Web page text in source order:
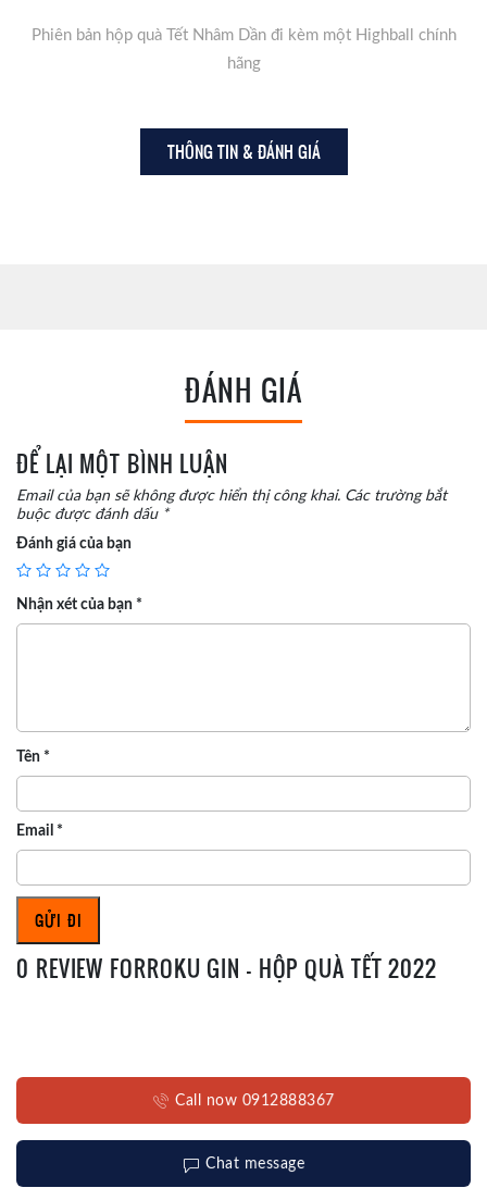
Phiên bản hộp quà Tết Nhâm Dần đi kèm một Highball chính
hãng
THÔNG TIN & ĐÁNH GIÁ
ĐÁNH GIÁ
ĐỂ LẠI MỘT BÌNH LUẬN
Email của bạn sẽ không được hiển thị công khai. Các trường bắt
buộc được đánh dấu *
Đánh giá của bạn
Nhận xét của bạn *
Tên *
Email *
0 REVIEW FORROKU GIN – HỘP QUÀ TẾT 2022
Call now 0912888367
Chat message